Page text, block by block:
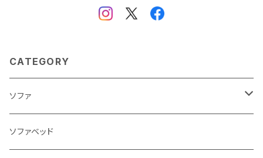
CATEGORY
ソファ
3人掛け
ソファベッド